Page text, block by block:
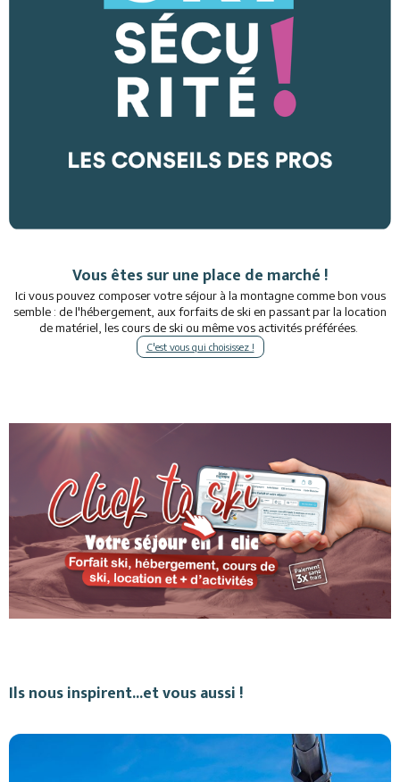
Vous êtes sur une place de marché !
Ici vous pouvez composer votre séjour à la montagne comme bon vous
semble : de l'hébergement, aux forfaits de ski en passant par la location
de matériel, les cours de ski ou même vos activités préférées.
C'est vous qui choisissez !
Ils nous inspirent...et vous aussi !